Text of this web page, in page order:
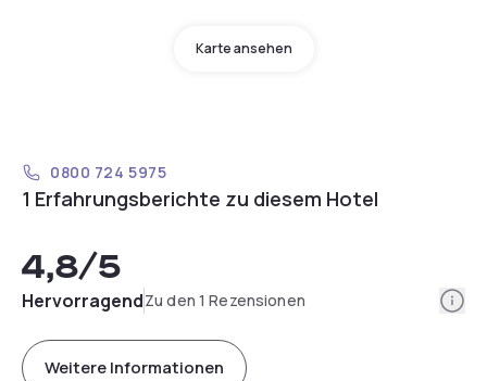
Karte ansehen
0800 724 5975
1 Erfahrungsberichte zu diesem Hotel
4,8/5
HervorragendZu den 1 Rezensionen
Weitere Informationen